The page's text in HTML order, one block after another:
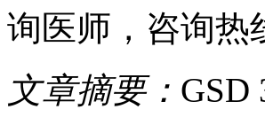
询医师 ，咨询热
文章摘要： GSD